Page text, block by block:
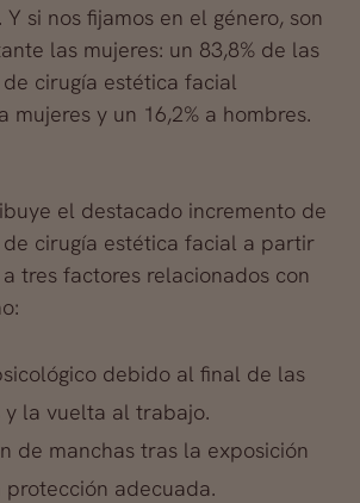
si nos fijamos en el género, son
las mujeres: un 83,8% de las
cirugía estética facial
mujeres y un 16,2% a hombres.
el destacado incremento de
cirugía estética facial a partir
tres factores relacionados con
debido al final de las
y la vuelta al trabajo.
de manchas tras la exposición
protección adecuada.